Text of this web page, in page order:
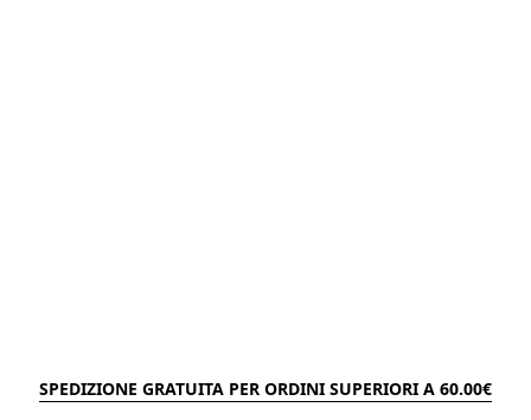
SPEDIZIONE GRATUITA PER ORDINI SUPERIORI A 60.00€